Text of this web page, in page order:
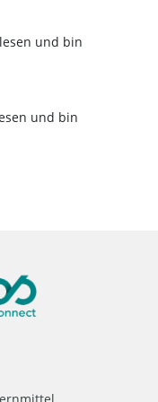
und bin
und bin